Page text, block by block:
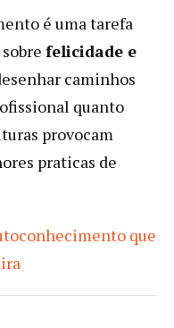
é uma tarefa
felicidade e
caminhos
quanto
provocam
praticas de
que